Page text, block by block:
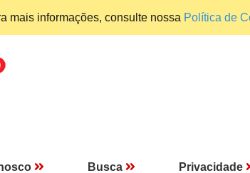
mais informações, consulte nossa Política de
Busca Privacidade